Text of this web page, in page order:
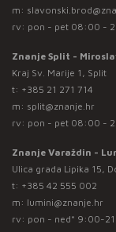
m:
rv: pon - pet 08:00 -
Znanje Split -
Kraj Sv. Marije 1, Split
t: +385 21 271 714
m: split@znanje.hr
rv: pon - pet 08:00 -
Znanje Varaždin -
Ulica grada Lipika 15,
t: +385 42 555 002
m: lumini@znanje.hr
rv: pon - ned* 9:00-